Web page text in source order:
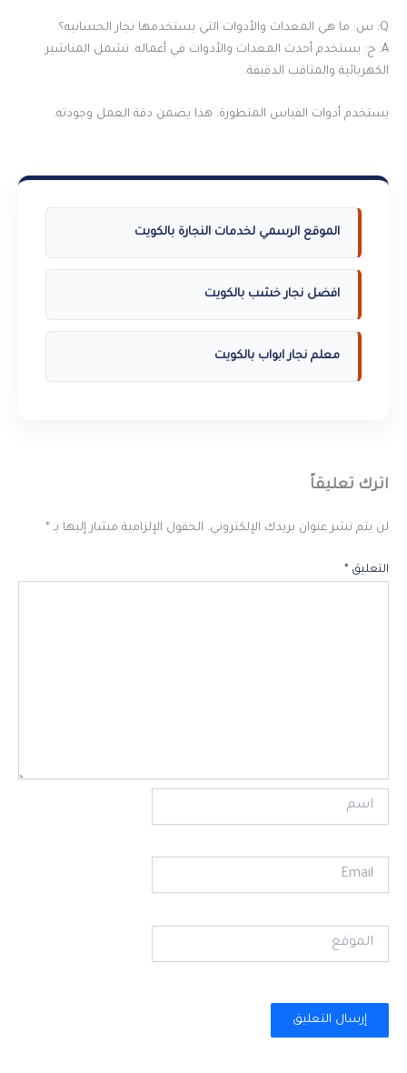
Q: س: ما هي المعدات والأدوات التي يستخدمها نجار الحسانيه؟
A: ج: يستخدم أحدث المعدات والأدوات في أعماله. تشمل المناشير
الكهربائية والمثاقب الدقيقة.
يستخدم أدوات القياس المتطورة. هذا يضمن دقة العمل وجودته.
الموقع الرسمي لخدمات النجارة بالكويت
افضل نجار خشب بالكويت
معلم نجار ابواب بالكويت
اترك تعليقاً
لن يتم نشر عنوان بريدك الإلكتروني. الحقول الإلزامية مشار إليها بـ *
التعليق *
اسم
Email
الموقع